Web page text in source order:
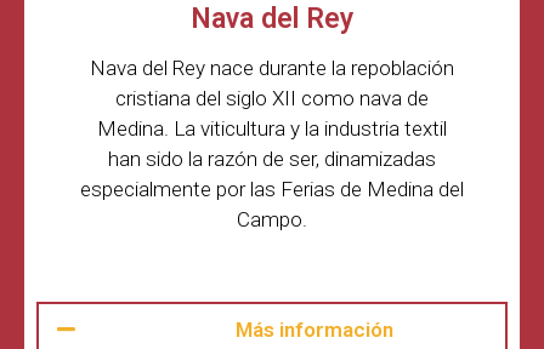
Nava del Rey
Nava del Rey nace durante la repoblación
cristiana del siglo XII como nava de
Medina. La viticultura y la industria textil
han sido la razón de ser, dinamizadas
especialmente por las Ferias de Medina del
Campo.
Más información